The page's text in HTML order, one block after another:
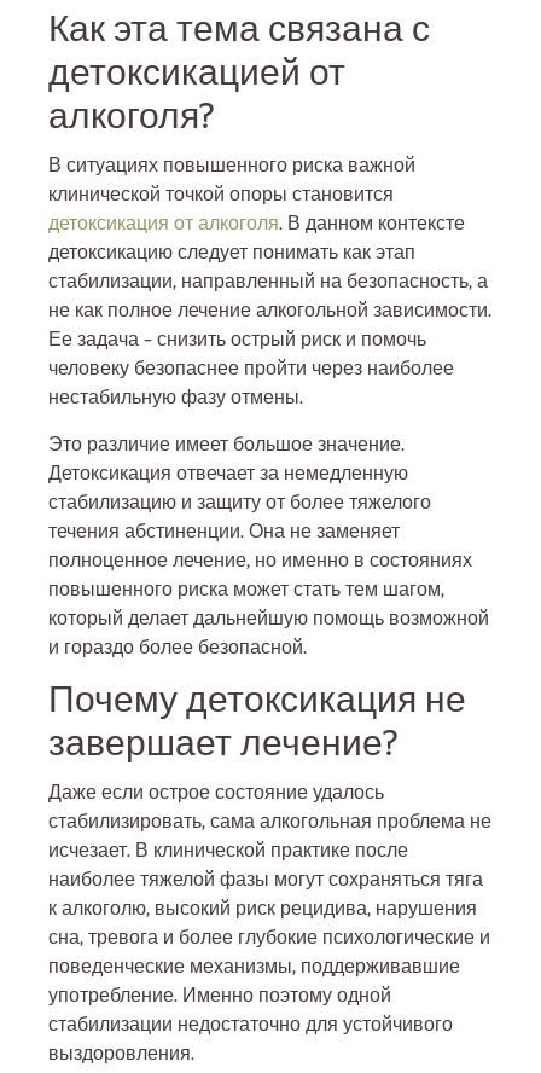
Как эта тема связана с
детоксикацией от
алкоголя?
В ситуациях повышенного риска важной
клинической точкой опоры становится
детоксикация от алкоголя. В данном контексте
детоксикацию следует понимать как этап
стабилизации, направленный на безопасность, а
не как полное лечение алкогольной зависимости.
Ее задача – снизить острый риск и помочь
человеку безопаснее пройти через наиболее
нестабильную фазу отмены.
Это различие имеет большое значение.
Детоксикация отвечает за немедленную
стабилизацию и защиту от более тяжелого
течения абстиненции. Она не заменяет
полноценное лечение, но именно в состояниях
повышенного риска может стать тем шагом,
который делает дальнейшую помощь возможной
и гораздо более безопасной.
Почему детоксикация не
завершает лечение?
Даже если острое состояние удалось
стабилизировать, сама алкогольная проблема не
исчезает. В клинической практике после
наиболее тяжелой фазы могут сохраняться тяга
к алкоголю, высокий риск рецидива, нарушения
сна, тревога и более глубокие психологические и
поведенческие механизмы, поддерживавшие
употребление. Именно поэтому одной
стабилизации недостаточно для устойчивого
выздоровления.